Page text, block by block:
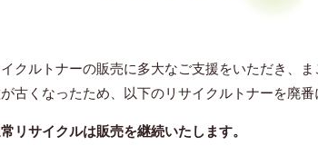
クルトナーの販売に多大なご支援をいただき、ま
古くなったため、以下のリサイクルトナーを廃番
リサイクルは販売を継続いたします。